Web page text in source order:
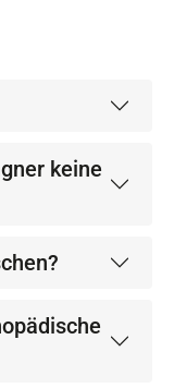
keine